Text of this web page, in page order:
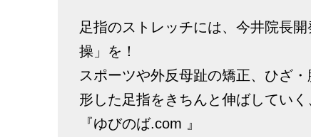
足指のストレッチには、今井院長
操」を！
スポーツや外反母趾の矯正、ひざ
形した足指をきちんと伸ばしてい
『ゆびのば.com 』